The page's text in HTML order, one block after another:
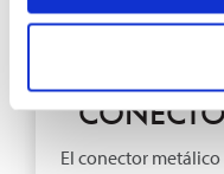
El conector